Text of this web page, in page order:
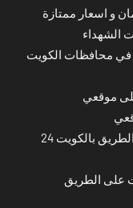
و اسعار ممتازة
الشهداء
موقعي
بنشر تصليح سيارات متنقل متطور على الطريق بالكويت 24
على الطريق